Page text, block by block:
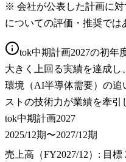
※ 会社が公表した計画に
についての評価・推奨では
tok中期計画2027の初年
大きく上回る実績を達成
環境（AI半導体需要）の
ストの技術力が業績を牽引
tok中期計画2027
2025/12期〜2027/12期
売上高（FY2027/12） : 目標